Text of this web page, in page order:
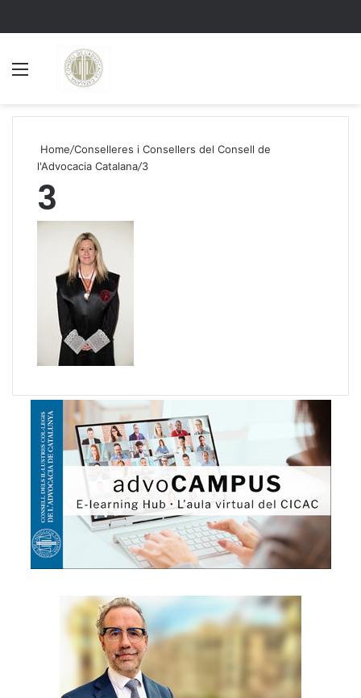
Home/Conselleres i Consellers del Consell de
l'Advocacia Catalana/3
3